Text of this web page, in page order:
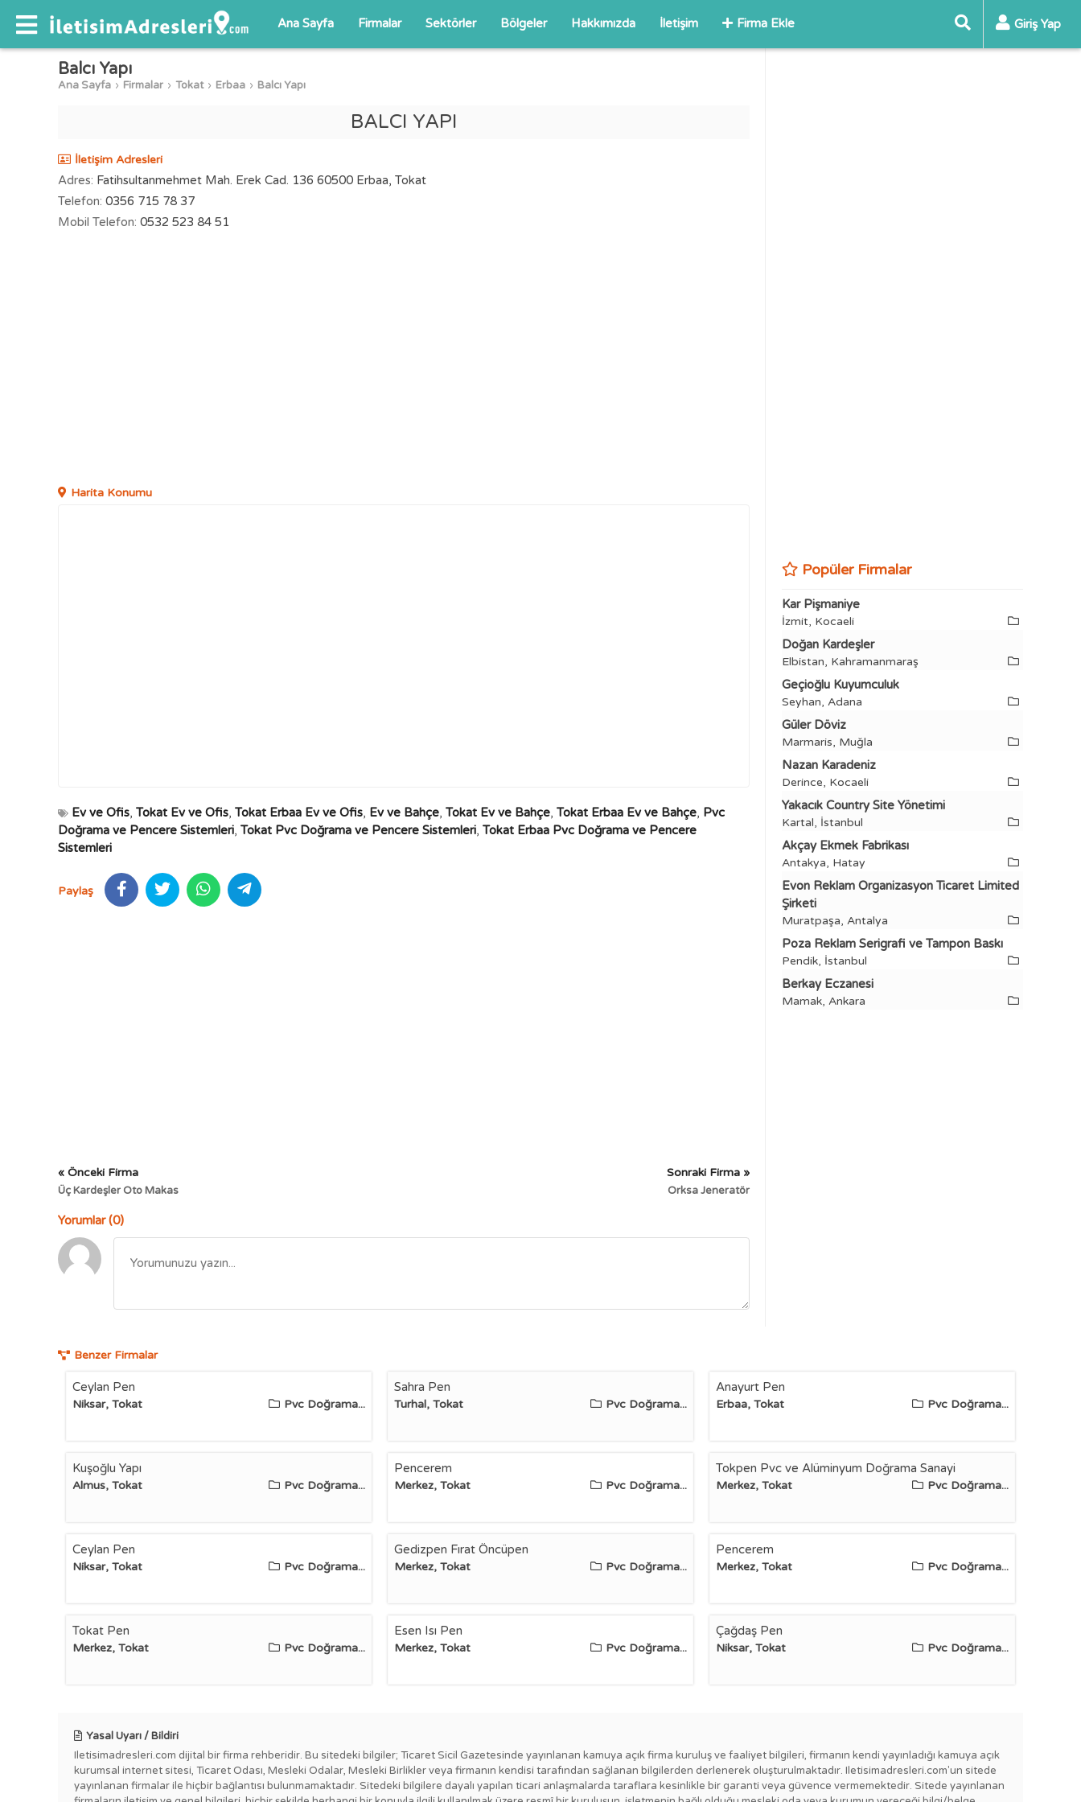
Ana Sayfa Firmalar Sektörler Bölgeler Hakkımızda İletişim Firma Ekle Giriş Yap
Balcı Yapı
Ana Sayfa Firmalar Tokat Erbaa Balcı Yapı
BALCI YAPI
İletişim Adresleri
Adres: Fatihsultanmehmet Mah. Erek Cad. 136 60500 Erbaa, Tokat
Telefon: 0356 715 78 37
Mobil Telefon: 0532 523 84 51
Harita Konumu
Ev ve Ofis, Tokat Ev ve Ofis, Tokat Erbaa Ev ve Ofis, Ev ve Bahçe, Tokat Ev ve Bahçe, Tokat Erbaa Ev ve Bahçe, Pvc
Doğrama ve Pencere Sistemleri, Tokat Pvc Doğrama ve Pencere Sistemleri, Tokat Erbaa Pvc Doğrama ve Pencere
Sistemleri
Paylaş
« Önceki Firma
Üç Kardeşler Oto Makas
Sonraki Firma »
Orksa Jeneratör
Yorumlar (0)
Popüler Firmalar
Kar Pişmaniye
İzmit, Kocaeli
Doğan Kardeşler
Elbistan, Kahramanmaraş
Geçioğlu Kuyumculuk
Seyhan, Adana
Güler Döviz
Marmaris, Muğla
Nazan Karadeniz
Derince, Kocaeli
Yakacık Country Site Yönetimi
Kartal, İstanbul
Akçay Ekmek Fabrikası
Antakya, Hatay
Evon Reklam Organizasyon Ticaret Limited
Şirketi
Muratpaşa, Antalya
Poza Reklam Serigrafi ve Tampon Baskı
Pendik, İstanbul
Berkay Eczanesi
Mamak, Ankara
Benzer Firmalar
Ceylan Pen
Niksar, Tokat Pvc Doğrama...
Sahra Pen
Turhal, Tokat Pvc Doğrama...
Anayurt Pen
Erbaa, Tokat Pvc Doğrama...
Kuşoğlu Yapı
Almus, Tokat Pvc Doğrama...
Pencerem
Merkez, Tokat Pvc Doğrama...
Tokpen Pvc ve Alüminyum Doğrama Sanayi
Merkez, Tokat Pvc Doğrama...
Ceylan Pen
Niksar, Tokat Pvc Doğrama...
Gedizpen Fırat Öncüpen
Merkez, Tokat Pvc Doğrama...
Pencerem
Merkez, Tokat Pvc Doğrama...
Tokat Pen
Merkez, Tokat Pvc Doğrama...
Esen Isı Pen
Merkez, Tokat Pvc Doğrama...
Çağdaş Pen
Niksar, Tokat Pvc Doğrama...
Yasal Uyarı / Bildiri
Iletisimadresleri.com dijital bir firma rehberidir. Bu sitedeki bilgiler; Ticaret Sicil Gazetesinde yayınlanan kamuya açık firma kuruluş ve faaliyet bilgileri, firmanın kendi yayınladığı kamuya açık
kurumsal internet sitesi, Ticaret Odası, Mesleki Odalar, Mesleki Birlikler veya firmanın kendisi tarafından sağlanan bilgilerden derlenerek oluşturulmaktadır. Iletisimadresleri.com'un sitede
yayınlanan firmalar ile hiçbir bağlantısı bulunmamaktadır. Sitedeki bilgilere dayalı yapılan ticari anlaşmalarda taraflara kesinlikle bir garanti veya güvence vermemektedir. Sitede yayınlanan